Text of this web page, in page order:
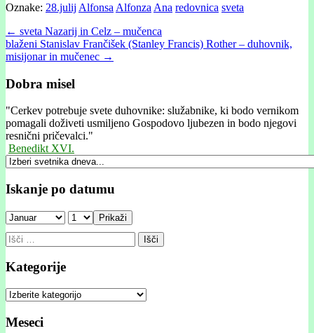
Oznake: 28.julij Alfonsa Alfonza Ana redovnica sveta
Post
navigation
← sveta Nazarij in Celz – mučenca
blaženi Stanislav Frančišek (Stanley Francis) Rother – duhovnik,
misijonar in mučenec →
Dobra misel
"Cerkev potrebuje svete duhovnike: služabnike, ki bodo vernikom
pomagali doživeti usmiljeno Gospodovo ljubezen in bodo njegovi
resnični pričevalci."
Benedikt XVI.
Iskanje po datumu
Prikaži
Išči:
Kategorije
Kategorije
Meseci